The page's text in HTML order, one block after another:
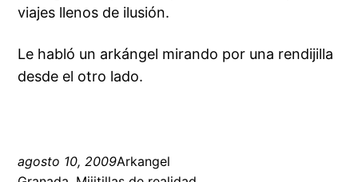
viajes llenos de ilusión.
Le habló un arkángel mirando por una rendijilla
desde el otro lado.
agosto 10, 2009Arkangel